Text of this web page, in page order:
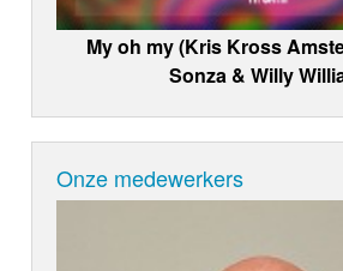
My oh my (Kris Kross
Sonza & Willy
Onze medewerkers